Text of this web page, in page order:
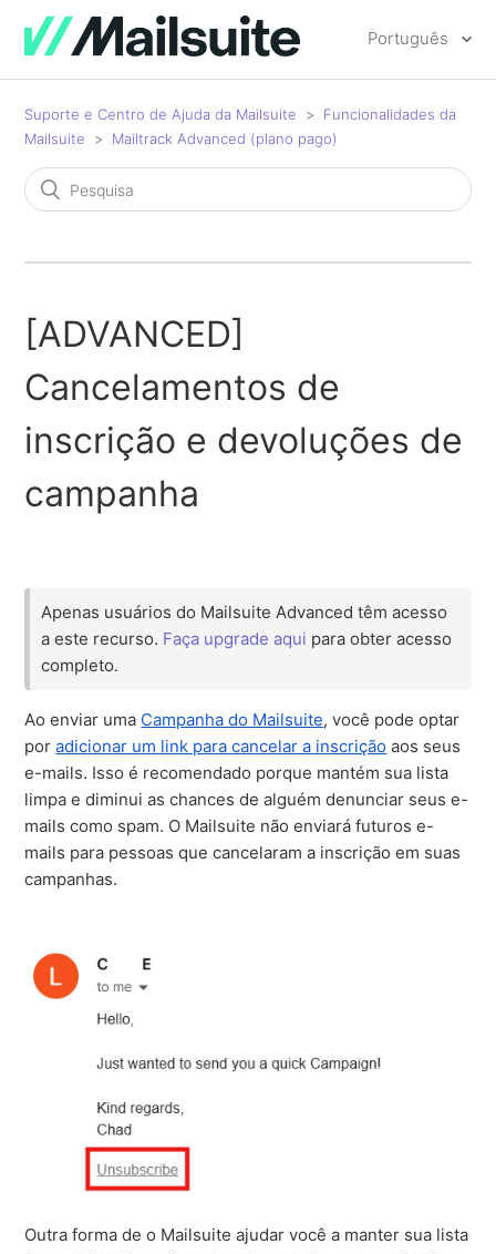
Português
Suporte e Centro de Ajuda da Mailsuite
Funcionalidades da
Mailsuite
Mailtrack Advanced (plano pago)
[ADVANCED]
Cancelamentos de
inscrição e devoluções de
campanha
Apenas usuários do Mailsuite Advanced têm acesso
a este recurso. Faça upgrade aqui para obter acesso
completo.
Ao enviar uma Campanha do Mailsuite, você pode optar
poradicionar um link para cancelar a inscrição aos seus
e-mails. Isso é recomendado porque mantém sua lista
limpa e diminui as chances de alguém denunciar seus e-
mails como spam. O Mailsuite não enviará futuros e-
mails para pessoas que cancelaram a inscrição em suas
campanhas.
Outra forma de o Mailsuite ajudar você a manter sua lista